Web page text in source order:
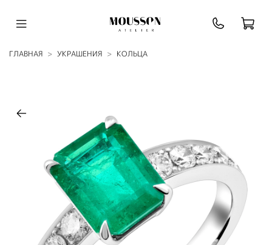
ГЛАВНАЯ УКРАШЕНИЯ КОЛЬЦА